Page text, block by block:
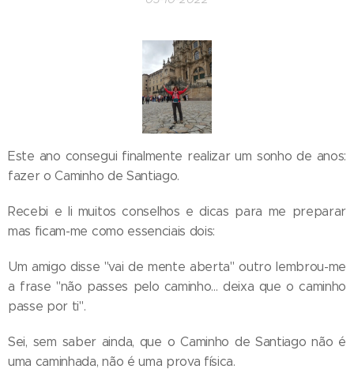
Este ano consegui finalmente realizar um sonho de anos:
fazer o Caminho de Santiago.
Recebi e li muitos conselhos e dicas para me preparar
mas ficam-me como essenciais dois:
Um amigo disse "vai de mente aberta" outro lembrou-me
a frase "não passes pelo caminho... deixa que o caminho
passe por ti".
Sei, sem saber ainda, que o Caminho de Santiago não é
uma caminhada, não é uma prova física.